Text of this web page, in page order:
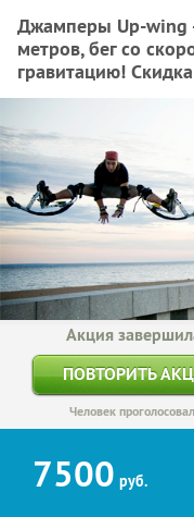
Джамперы Up-wing
метров, бег со
гравитацию!
Акция
ПОВТОРИТЬ
Человек
7500 руб.